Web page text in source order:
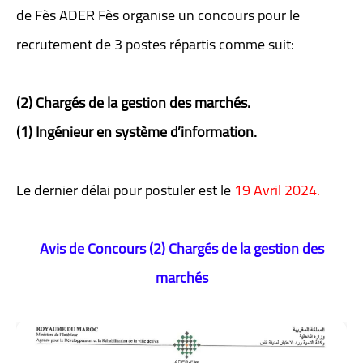
de Fès ADER Fès organise un concours pour le
recrutement de 3 postes répartis comme suit:
(2) Chargés de la gestion des marchés.
(1) Ingénieur en système d’information.
Le dernier délai pour postuler est le19 Avril 2024.
Avis de Concours (2) Chargés de la gestion des
marchés